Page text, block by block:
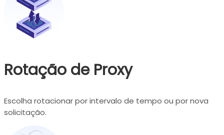
Rotação de Proxy
Escolha rotacionar por intervalo de tempo ou por nova
solicitação.